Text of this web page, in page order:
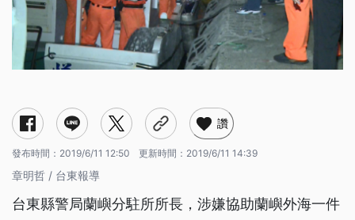
讚
發布時間： 2019/6/11 12:50 更新時間： 2019/6/11 14:39
章明哲 / 台東報導
台東縣警局蘭嶼分駐所所長，涉嫌協助蘭嶼外海一件